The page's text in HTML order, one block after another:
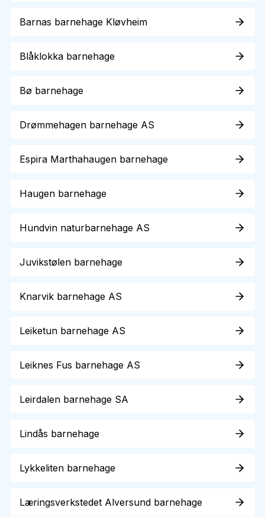
Barnas barnehage Kløvheim
Blåklokka barnehage
Bø barnehage
Drømmehagen barnehage AS
Espira Marthahaugen barnehage
Haugen barnehage
Hundvin naturbarnehage AS
Juvikstølen barnehage
Knarvik barnehage AS
Leiketun barnehage AS
Leiknes Fus barnehage AS
Leirdalen barnehage SA
Lindås barnehage
Lykkeliten barnehage
Læringsverkstedet Alversund barnehage